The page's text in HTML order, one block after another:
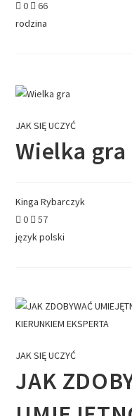
0
66
rodzina
JAK SIĘ UCZYĆ
Wielka gra
Kinga Rybarczyk
0
57
język polski
JAK SIĘ UCZYĆ
JAK